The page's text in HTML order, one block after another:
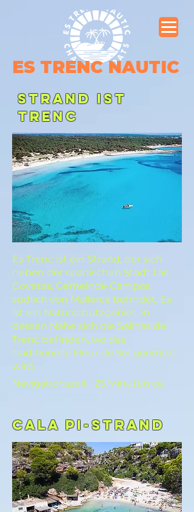
ES TRENC NAUTIC
STRAND IST
TRENC
Es Trenc ist ein Strand, der sich
neben der spanischen Stadt Las
Covetas, Gemeinde Campos,
südlich von Mallorca befindet. Es
ist ein Naturschutzgebiet, in
dessen Nähe sich die Salinas del
Trenc befinden, wo das
traditionelle Fleur de Sel geerntet
wird.
Navigationszeit
25 Minuten ca
Cala Pi-Strand